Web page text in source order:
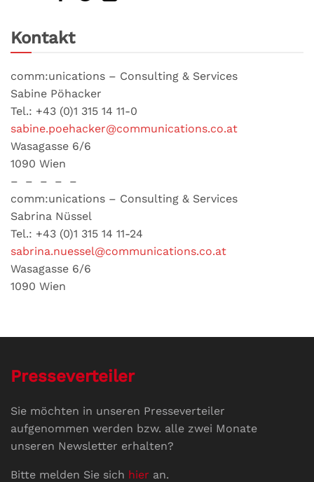
Kontakt
comm:unications – Consulting & Services
Sabine Pöhacker
Tel.: +43 (0)1 315 14 11-0
sabine.poehacker@communications.co.at
Wasagasse 6/6
1090 Wien
– – – – –
comm:unications – Consulting & Services
Sabrina Nüssel
Tel.: +43 (0)1 315 14 11-24
sabrina.nuessel@communications.co.at
Wasagasse 6/6
1090 Wien
Presseverteiler
Sie möchten in unseren Presseverteiler
aufgenommen werden bzw. alle zwei Monate
unseren Newsletter erhalten?
Bitte melden Sie sich hier an.